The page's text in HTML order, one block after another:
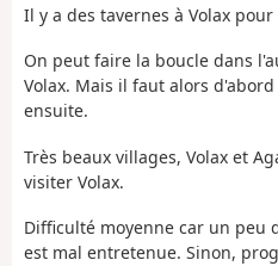
Il y a des tavernes à Volax
On peut faire la boucle dans
Volax. Mais il faut alors
ensuite.
Très beaux villages, Volax et
visiter Volax.
Difficulté moyenne car un peu
est mal entretenue. Sinon,